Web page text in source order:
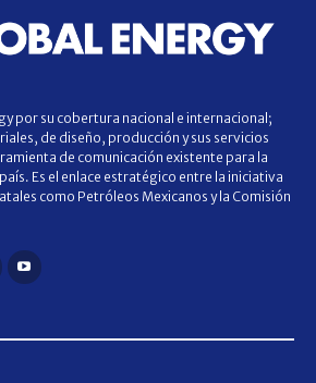
por su cobertura nacional e internacional;
de diseño, producción y sus servicios
de comunicación existente para la
Es el enlace estratégico entre la iniciativa
como Petróleos Mexicanos y la Comisión